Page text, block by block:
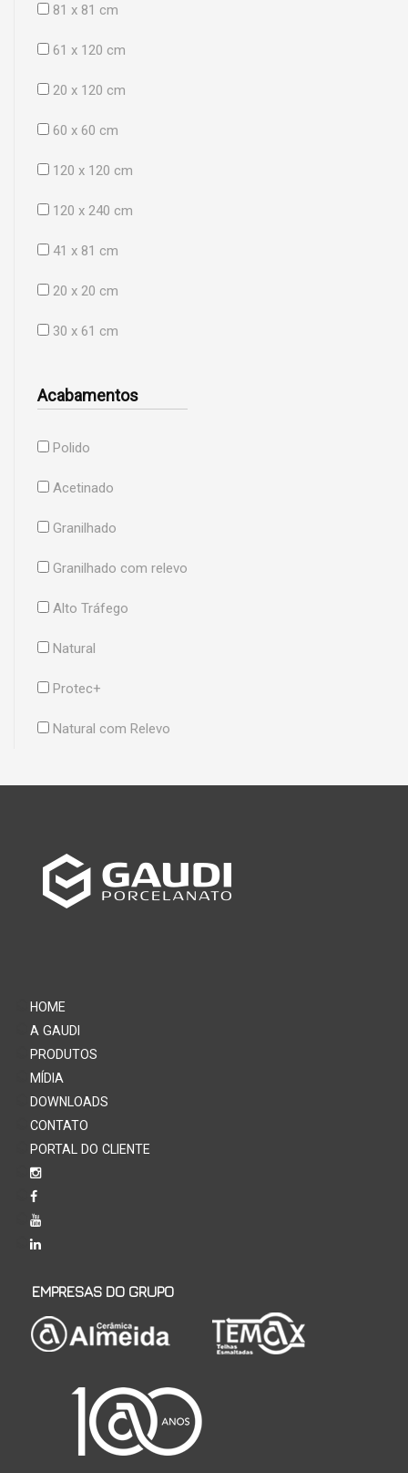
81 x 81 cm
61 x 120 cm
20 x 120 cm
60 x 60 cm
120 x 120 cm
120 x 240 cm
41 x 81 cm
20 x 20 cm
30 x 61 cm
Acabamentos
Polido
Acetinado
Granilhado
Granilhado com relevo
Alto Tráfego
Natural
Protec+
Natural com Relevo
HOME
A GAUDI
PRODUTOS
MÍDIA
DOWNLOADS
CONTATO
PORTAL DO CLIENTE
EMPRESAS DO GRUPO